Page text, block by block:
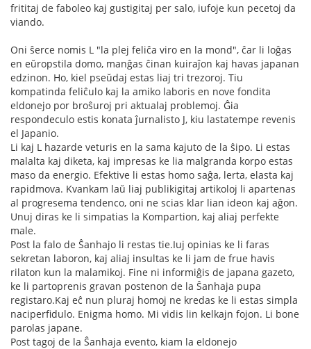
frititaj de faboleo kaj gustigitaj per salo, iufoje kun pecetoj da
viando.
Oni ŝerce nomis L "la plej feliĉa viro en la mond", ĉar li loĝas
en eŭropstila domo, manĝas ĉinan kuiraĵon kaj havas japanan
edzinon. Ho, kiel pseŭdaj estas liaj tri trezoroj. Tiu
kompatinda feliĉulo kaj la amiko laboris en nove fondita
eldonejo por broŝuroj pri aktualaj problemoj. Ĝia
respondeculo estis konata ĵurnalisto J, kiu lastatempe revenis
el Japanio.
Li kaj L hazarde veturis en la sama kajuto de la ŝipo. Li estas
malalta kaj diketa, kaj impresas ke lia malgranda korpo estas
maso da energio. Efektive li estas homo saĝa, lerta, elasta kaj
rapidmova. Kvankam laŭ liaj publikigitaj artikoloj li apartenas
al progresema tendenco, oni ne scias klar lian ideon kaj aĝon.
Unuj diras ke li simpatias la Kompartion, kaj aliaj perfekte
male.
Post la falo de Ŝanhajo li restas tie.Iuj opinias ke li faras
sekretan laboron, kaj aliaj insultas ke li jam de frue havis
rilaton kun la malamikoj. Fine ni informiĝis de japana gazeto,
ke li partoprenis gravan postenon de la Ŝanhaja pupa
registaro.Kaj eĉ nun pluraj homoj ne kredas ke li estas simpla
naciperfidulo. Enigma homo. Mi vidis lin kelkajn fojon. Li bone
parolas japane.
Post tagoj de la Ŝanhaja evento, kiam la eldonejo